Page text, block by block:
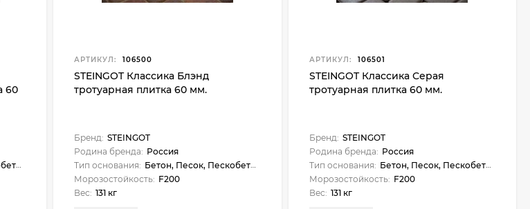
60
АРТИКУЛ: 106500
STEINGOT Классика Блэнд
тротуарная плитка 60 мм.
Бренд: STEINGOT
Родина бренда: Россия
Тип основания: Бетон, Песок, Пескобетон
Морозостойкость: F200
Вес: 131 кг
АРТИКУЛ: 106501
STEINGOT Классика Серая
тротуарная плитка 60 мм.
Бренд: STEINGOT
Родина бренда: Россия
Тип основания: Бетон, Песок, Пескобетон
Морозостойкость: F200
Вес: 131 кг